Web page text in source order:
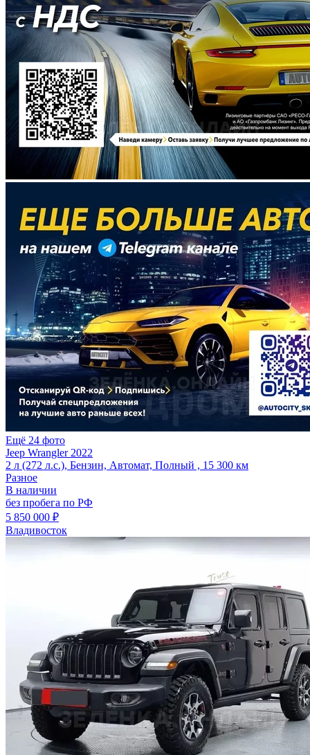
Ещё 24 фото
Jeep Wrangler 2022
2 л (272 л.с.), Бензин, Автомат, Полный , 15 300 км
Разное
В наличии
без пробега по РФ
5 850 000 ₽
Владивосток